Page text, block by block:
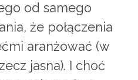
od samego
że połączenia
aranżować (w
jasna). I choć